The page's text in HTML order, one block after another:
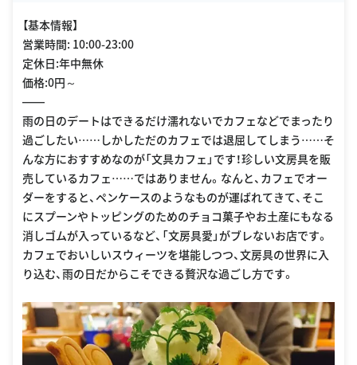
【基本情報】
営業時間: 10:00-23:00
定休日:年中無休
価格:0円～
――
雨の日のデートはできるだけ濡れないでカフェなどでまったり
過ごしたい……しかしただのカフェでは退屈してしまう……そ
んな方におすすめなのが「文具カフェ」です！珍しい文房具を販
売しているカフェ……ではありません。なんと、カフェでオー
ダーをすると、ペンケースのようなものが運ばれてきて、そこ
にスプーンやトッピングのためのチョコ菓子やお土産にもなる
消しゴムが入っているなど、「文房具愛」がブレないお店です。
カフェでおいしいスウィーツを堪能しつつ、文房具の世界に入
り込む、雨の日だからこそできる贅沢な過ごし方です。